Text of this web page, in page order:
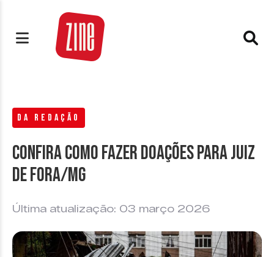
DA REDAÇÃO
Confira como fazer doações para Juiz
de Fora/MG
Última atualização: 03 março 2026